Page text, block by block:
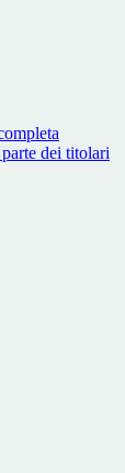
dei titolari